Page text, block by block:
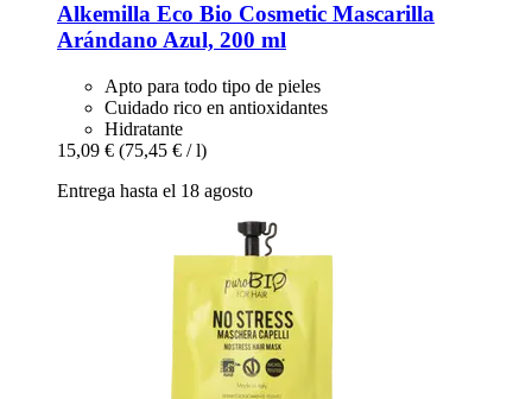
Alkemilla Eco Bio Cosmetic Mascarilla
Arándano Azul, 200 ml
Apto para todo tipo de pieles
Cuidado rico en antioxidantes
Hidratante
15,09 € (75,45 € / l)
Entrega hasta el 18 agosto